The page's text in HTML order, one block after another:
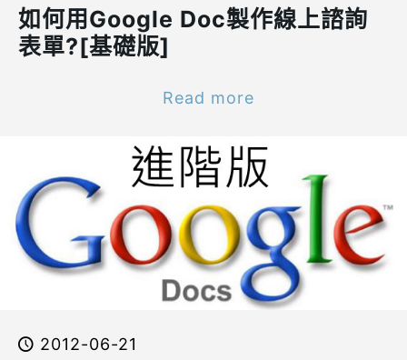
如何用Google Doc製作線上諮詢
表單?[基礎版]
Read more
2012-06-21